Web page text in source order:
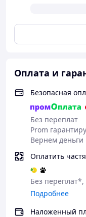
Оплата и
Безопасная
Без переплат
Prom
Вернем деньги
Оплатить
Без переплат*,
Подробнее
Наложенный